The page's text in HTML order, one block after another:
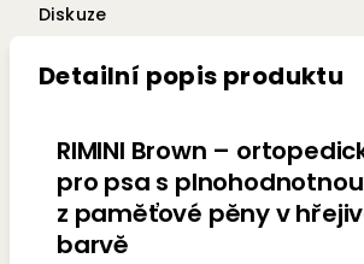
Diskuze
Detailní popis produktu
RIMINI Brown –
pro psa s
z paměťové pěny v
barvě